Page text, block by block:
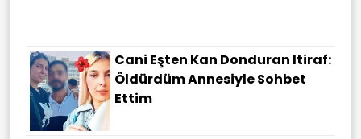
Cani Eşten Kan Donduran Itiraf:
Öldürdüm Annesiyle Sohbet
Ettim